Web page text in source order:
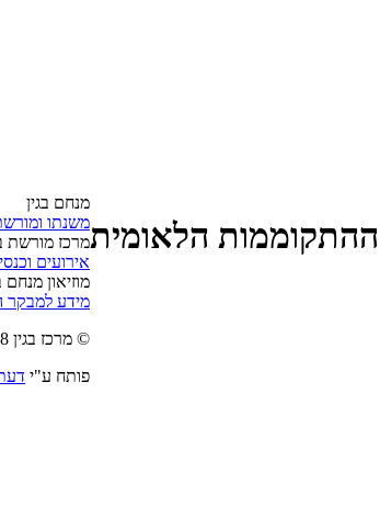
הלאומית
מנחם בגין
משנתו
מרכז מורשת
אירועים
מוזיאון מנחם
מידע למבקר
© מרכז בגין 2018
פותח ע"י